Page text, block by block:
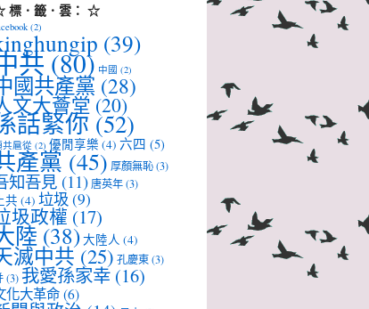
標．籤．雲： ☆
(2)
(39)
共(80) 中國 (2)
國共產黨 (28)
文大薈堂(20)
話緊你(52)
共扈從 (2) 優閒享樂 (4) 六四 (5)
產黨 (45) 厚顏無恥(3)
知吾見 (11)唐英年(3)
共 (4) 垃圾 (9)
圾政權 (17)
陸(38)大陸人 (4)
滅中共(25) 孔慶東(3)
(3) 我愛孫家幸 (16)
化大革命 (6)